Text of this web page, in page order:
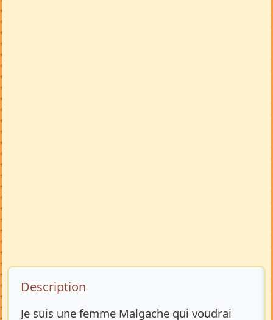
Description de l’annonce
Description
Je suis une femme Malgache qui voudrai